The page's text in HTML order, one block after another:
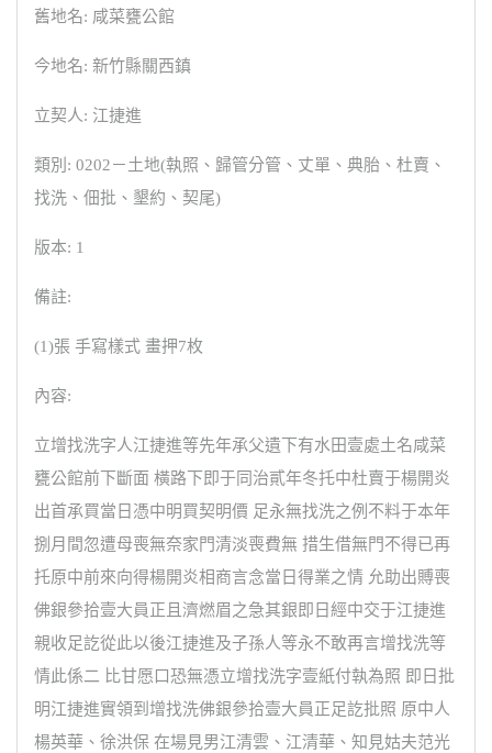
舊地名: 咸菜甕公館
今地名: 新竹縣關西鎮
立契人: 江捷進
類別: 0202－土地(執照、歸管分管、丈單、典胎、杜賣、
找洗、佃批、墾約、契尾)
版本: 1
備註:
(1)張 手寫樣式 畫押7枚
內容:
立增找洗字人江捷進等先年承父遺下有水田壹處土名咸菜
甕公館前下斷面 橫路下即于同治貳年冬托中杜賣于楊開炎
出首承買當日憑中明買契明價 足永無找洗之例不料于本年
捌月間忽遭母喪無奈家門清淡喪費無 措生借無門不得已再
托原中前來向得楊開炎相商言念當日得業之情 允助出賻喪
佛銀參拾壹大員正且濟燃眉之急其銀即日經中交于江捷進
親收足訖從此以後江捷進及子孫人等永不敢再言增找洗等
情此係二 比甘愿口恐無憑立增找洗字壹紙付執為照 即日批
明江捷進實領到增找洗佛銀參拾壹大員正足訖批照 原中人
楊英華、徐洪保 在場見男江清雲、江清華、知見姑夫范光